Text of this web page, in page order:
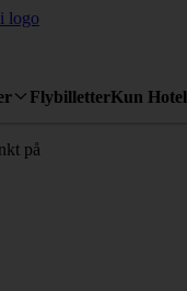
FlybilletterKun Hotel
på